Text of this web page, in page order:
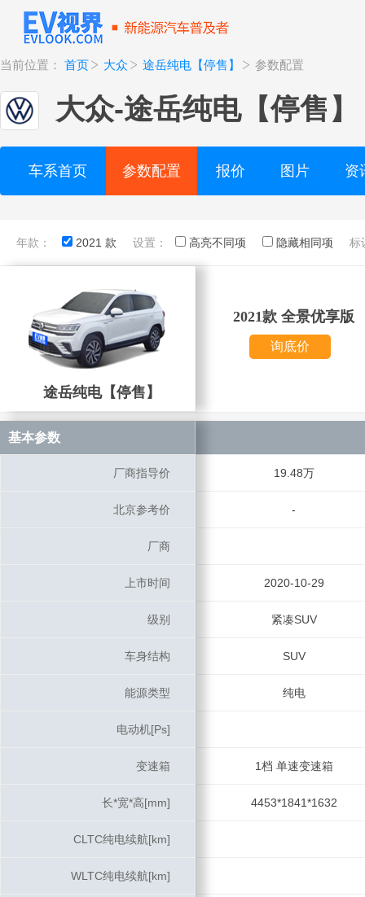
当前位置： 首页 大众 途岳纯电【停售】 参数配置
大众-途岳纯电【停售】
车系首页 参数配置 报价 图片 资
年款： 2021 款 设置： 高亮不同项 隐藏相同项 标
途岳纯电【停售】
途岳纯电【停售】
2021款 全景优享版
询底价
基本参数
厂商指导价 19.48万
北京参考价 -
厂商
上市时间 2020-10-29
级别 紧凑SUV
车身结构 SUV
能源类型 纯电
电动机[Ps]
变速箱 1档 单速变速箱
长*宽*高[mm] 4453*1841*1632
CLTC纯电续航[km]
WLTC纯电续航[km]
基本参数
厂商指导价
北京参考价
厂商
上市时间
级别
车身结构
能源类型
电动机[Ps]
变速箱
长*宽*高[mm]
CLTC纯电续航[km]
WLTC纯电续航[km]